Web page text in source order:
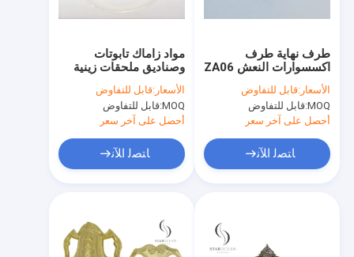
مواد زاماك تابوتات
وصناديق ملحقات زينية
لامعة ZH004
الأسعار:قابل للتفاوض
MOQ: قابل للتفاوض
أحصل على آخر سعر
ﺎﺘﺼﻟ ﺍﻶﻧ
طرف نهاية طرف
اكسسوارات النعش ZA06
تصفيح النحاس وتلميع
عالية
الأسعار:قابل للتفاوض
MOQ: قابل للتفاوض
أحصل على آخر سعر
ﺎﺘﺼﻟ ﺍﻶﻧ